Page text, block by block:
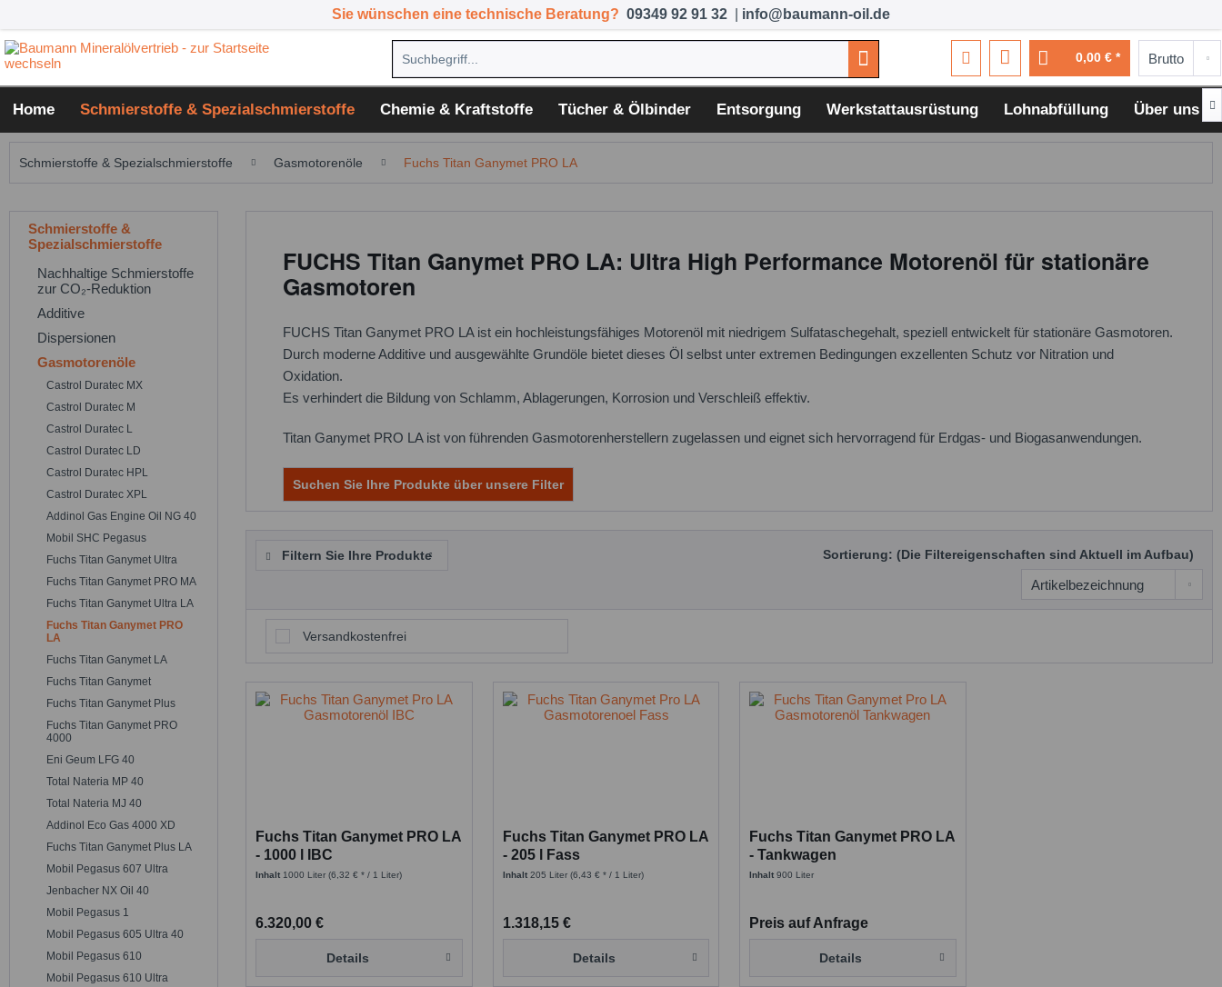
Sie wünschen eine technische Beratung? 09349 92 91 32 info@baumann-oil.de
0,00 € *
Home Schmierstoffe & Spezialschmierstoffe Chemie & Kraftstoffe Tücher & Ölbinder Entsorgung Werkstattausrüstung Lohnabfüllung Über uns 
Schmierstoffe & Spezialschmierstoffe Gasmotorenöle Fuchs Titan Ganymet PRO LA
Schmierstoffe &
Spezialschmierstoffe
Nachhaltige Schmierstoffe
zur CO₂-Reduktion
Additive
Dispersionen
Gasmotorenöle
Castrol Duratec MX
Castrol Duratec M
Castrol Duratec L
Castrol Duratec LD
Castrol Duratec HPL
Castrol Duratec XPL
Addinol Gas Engine Oil NG 40
Mobil SHC Pegasus
Fuchs Titan Ganymet Ultra
Fuchs Titan Ganymet PRO MA
Fuchs Titan Ganymet Ultra LA
Fuchs Titan Ganymet PRO
LA
Fuchs Titan Ganymet LA
Fuchs Titan Ganymet
Fuchs Titan Ganymet Plus
Fuchs Titan Ganymet PRO
4000
Eni Geum LFG 40
Total Nateria MP 40
Total Nateria MJ 40
Addinol Eco Gas 4000 XD
Fuchs Titan Ganymet Plus LA
Mobil Pegasus 607 Ultra
Jenbacher NX Oil 40
Mobil Pegasus 1
Mobil Pegasus 605 Ultra 40
Mobil Pegasus 610
Mobil Pegasus 610 Ultra
FUCHS Titan Ganymet PRO LA: Ultra High Performance Motorenöl für stationäre
Gasmotoren
FUCHS Titan Ganymet PRO LA ist ein hochleistungsfähiges Motorenöl mit niedrigem Sulfataschegehalt, speziell entwickelt für stationäre Gasmotoren.
Durch moderne Additive und ausgewählte Grundöle bietet dieses Öl selbst unter extremen Bedingungen exzellenten Schutz vor Nitration und
Oxidation.
Es verhindert die Bildung von Schlamm, Ablagerungen, Korrosion und Verschleiß effektiv.
Titan Ganymet PRO LA ist von führenden Gasmotorenherstellern zugelassen und eignet sich hervorragend für Erdgas- und Biogasanwendungen.
Suchen Sie Ihre Produkte über unsere Filter
Filtern Sie Ihre Produkte Sortierung: (Die Filtereigenschaften sind Aktuell im Aufbau)
Versandkostenfrei
Fuchs Titan Ganymet PRO LA
- 1000 l IBC
Inhalt 1000 Liter(6,32 € * / 1 Liter)
6.320,00 €
Details
Fuchs Titan Ganymet PRO LA
- 205 l Fass
Inhalt 205 Liter (6,43 € * / 1 Liter)
1.318,15 €
Details
Fuchs Titan Ganymet PRO LA
- Tankwagen
Inhalt900 Liter
Preis auf Anfrage
Details